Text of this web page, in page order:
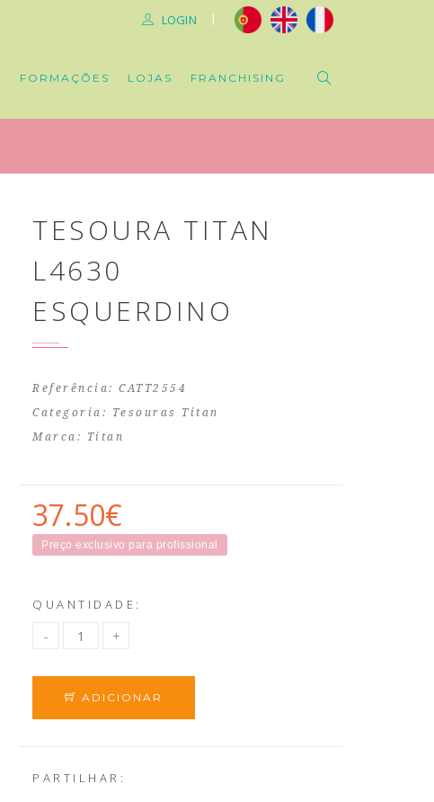
|
LOGIN
FORMAÇÕES LOJAS FRANCHISING
TESOURA TITAN
L4630
ESQUERDINO
Referência: CATT2554
Categoria:
Tesouras Titan
Marca:
Titan
37.50€
Preço exclusivo para profissional
QUANTIDADE:
ADICIONAR
PARTILHAR: